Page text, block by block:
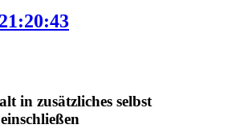
in zusätzliches selbst